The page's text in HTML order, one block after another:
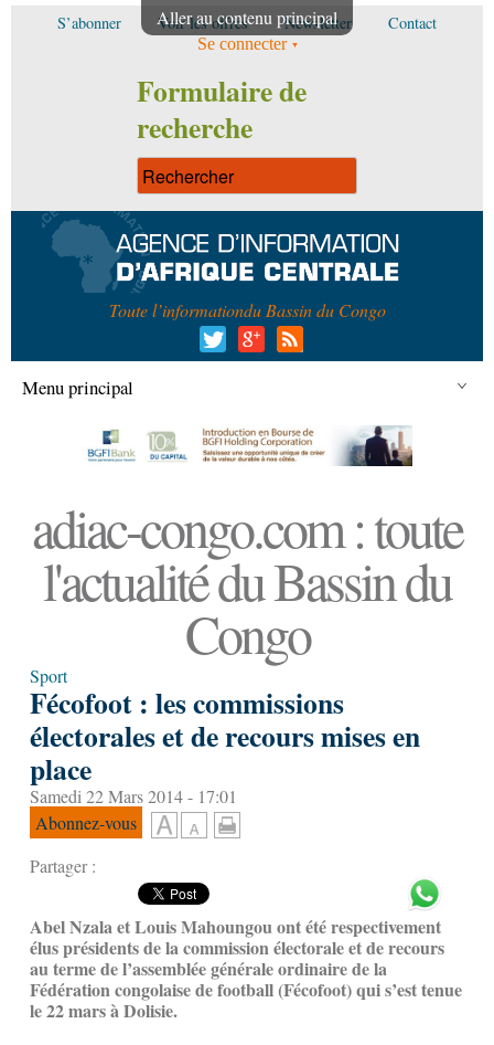
Aller au contenu principal
S’abonner Voir les offres Newsletter Contact
Se connecter
Formulaire de
recherche
Toute l’informationdu Bassin du Congo
Menu principal
adiac-congo.com : toute
l'actualité du Bassin du
Congo
Sport
Fécofoot : les commissions
électorales et de recours mises en
place
Samedi 22 Mars 2014 - 17:01
Abonnez-vous
Partager :
Abel Nzala et Louis Mahoungou ont été respectivement
élus présidents de la commission électorale et de recours
au terme de l’assemblée générale ordinaire de la
Fédération congolaise de football (Fécofoot) qui s’est tenue
le 22 mars à Dolisie.